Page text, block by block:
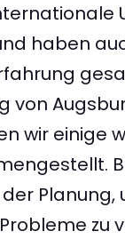
haben
von
wir einige
Planung,
zu